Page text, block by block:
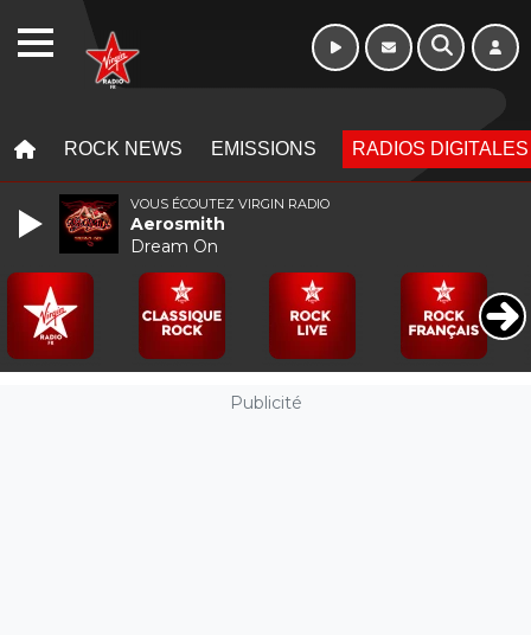
ROCK NEWS EMISSIONS RADIOS DIGITALES
Publicité
VOUS ÉCOUTEZ VIRGIN RADIO
Aerosmith
Dream On
WEBRADIO